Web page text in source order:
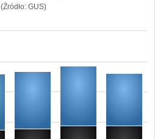
(Źródło: GUS)